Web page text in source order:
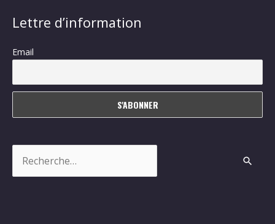
Lettre d’information
Email